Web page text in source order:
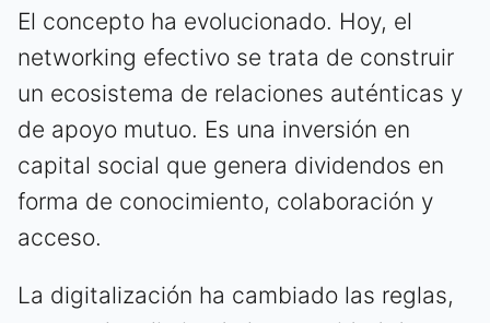
El concepto ha evolucionado. Hoy, el
networking efectivo se trata de construir
un ecosistema de relaciones auténticas y
de apoyo mutuo. Es una inversión en
capital social que genera dividendos en
forma de conocimiento, colaboración y
acceso.
La digitalización ha cambiado las reglas,